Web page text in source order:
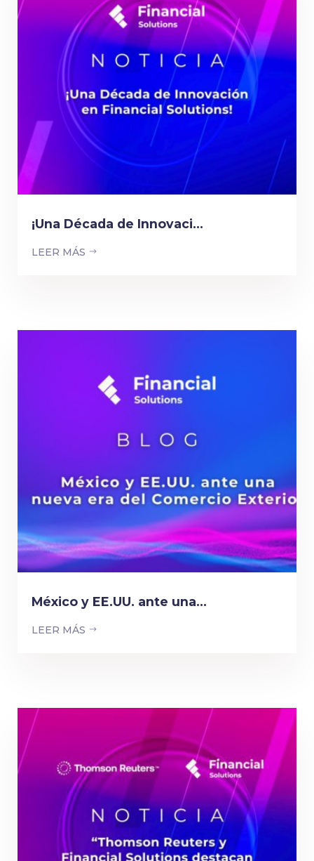
¡Una Década de Innovaci...
LEER MÁS
México y EE.UU. ante una...
LEER MÁS